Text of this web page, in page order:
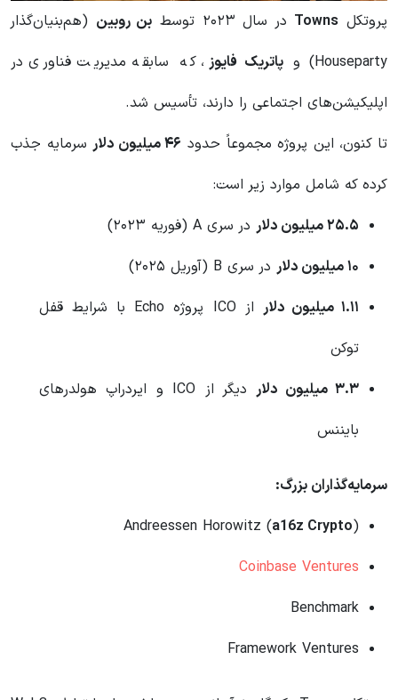
پروتکل Towns در سال ۲۰۲۳ توسط بن روبین (هم‌بنیان‌گذار
Houseparty) و
پاتریک فایوز ، که سابقه مدیریت فناوری در
اپلیکیشن‌های اجتماعی را دارند، تأسیس شد.
تا کنون، این پروژه مجموعاً حدود ۴۶ میلیون دلار
سرمایه جذب
کرده که شامل موارد زیر است:
۲۵.۵ میلیون دلار
در سری A (فوریه ۲۰۲۳)
۱۰ میلیون دلار
در سری B (آوریل ۲۰۲۵)
۱.۱۱ میلیون دلار
از ICO پروژه Echo با شرایط قفل
توکن
۳.۳ میلیون دلار
دیگر از ICO و ایردراپ هولدرهای
بایننس
سرمایه‌گذاران بزرگ:
Andreessen Horowitz (a16z Crypto)
Coinbase Ventures
Benchmark
Framework Ventures